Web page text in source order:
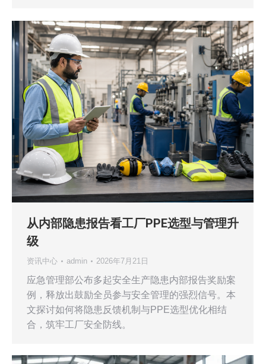
从内部隐患报告看工厂PPE选型与管理升
级
资讯中心 admin 2026年7月21日
应急管理部公布多起安全生产隐患内部报告奖励案
例，释放出鼓励全员参与安全管理的强烈信号。本
文探讨如何将隐患反馈机制与PPE选型优化相结
合，筑牢工厂安全防线。